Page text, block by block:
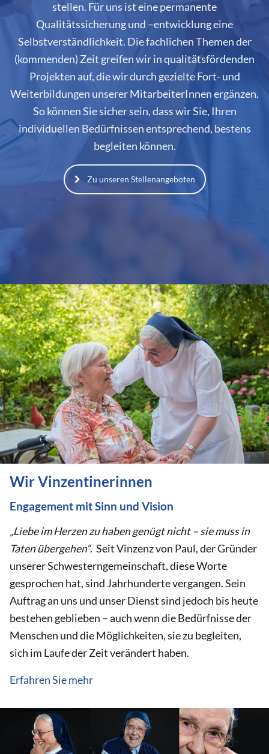
stellen. Für uns ist eine permanente
Qualitätssicherung und –entwicklung eine
Selbstverständlichkeit. Die fachlichen Themen der
(kommenden) Zeit greifen wir in qualitätsfördenden
Projekten auf, die wir durch gezielte Fort- und
Weiterbildungen unserer MitarbeiterInnen ergänzen.
So können Sie sicher sein, dass wir Sie, Ihren
individuellen Bedürfnissen entsprechend, bestens
begleiten können.
Zu unseren Stellenangeboten
Wir Vinzentinerinnen
Engagement mit Sinn und Vision
„Liebe im Herzen zu haben genügt nicht – sie muss in
Taten übergehen“. Seit Vinzenz von Paul, der Gründer
unserer Schwesterngemeinschaft, diese Worte
gesprochen hat, sind Jahrhunderte vergangen. Sein
Auftrag an uns und unser Dienst sind jedoch bis heute
bestehen geblieben – auch wenn die Bedürfnisse der
Menschen und die Möglichkeiten, sie zu begleiten,
sich im Laufe der Zeit verändert haben.
Erfahren Sie mehr